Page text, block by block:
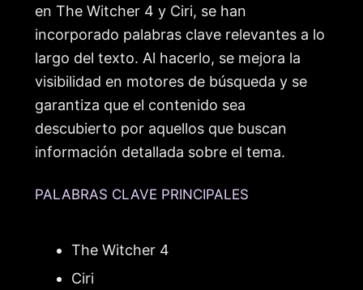
en The Witcher 4 y Ciri, se han
incorporado palabras clave relevantes a lo
largo del texto. Al hacerlo, se mejora la
visibilidad en motores de búsqueda y se
garantiza que el contenido sea
descubierto por aquellos que buscan
información detallada sobre el tema.
PALABRAS CLAVE PRINCIPALES
The Witcher 4
Ciri